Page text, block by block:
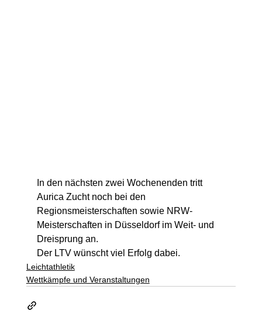
In den nächsten zwei Wochenenden tritt
Aurica Zucht noch bei den
Regionsmeisterschaften sowie NRW-
Meisterschaften in Düsseldorf im Weit- und
Dreisprung an.
Der LTV wünscht viel Erfolg dabei.
Leichtathletik
Wettkämpfe und Veranstaltungen